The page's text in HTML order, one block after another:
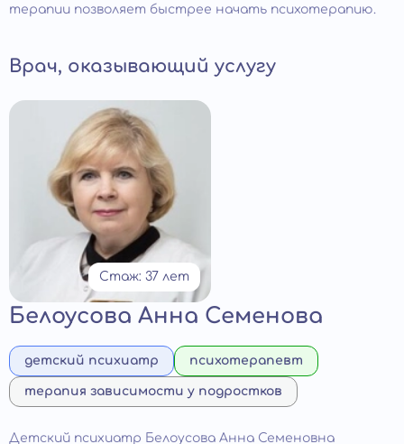
терапии позволяет быстрее начать психотерапию.
Врач, оказывающий услугу
Стаж: 37 лет
Белоусова Анна Семенова
детский психиатр психотерапевт
терапия зависимости у подростков
Детский психиатр Белоусова Анна Семеновна